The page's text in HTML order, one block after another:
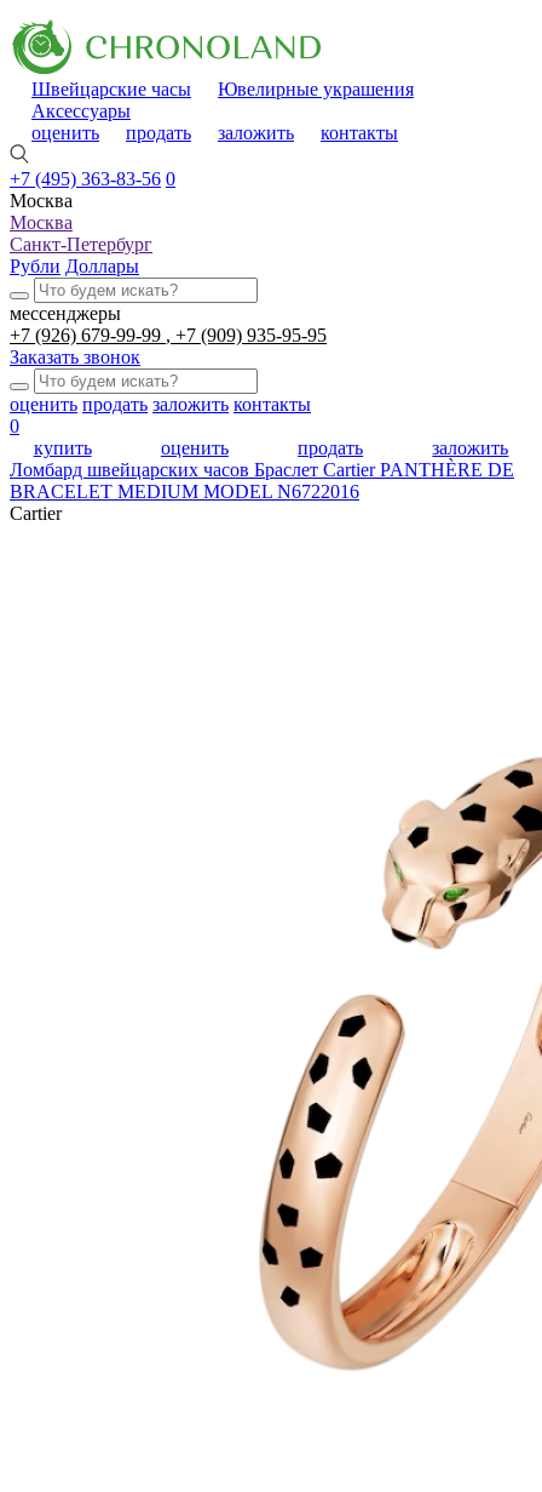
Швейцарские часы
Ювелирные украшения
Аксессуары
оценить
продать заложить контакты
+7 (495) 363-83-56 0
Москва
Москва
Санкт-Петербург
Рубли Доллары
мессенджеры
+7 (926) 679-99-99
+7 (909) 935-95-95
Заказать звонок
оценить продать заложить контакты
0
купить
оценить продать
заложить
Ломбард швейцарских часов Браслет Cartier PANTHÈRE DE
BRACELET MEDIUM MODEL N6722016
Cartier